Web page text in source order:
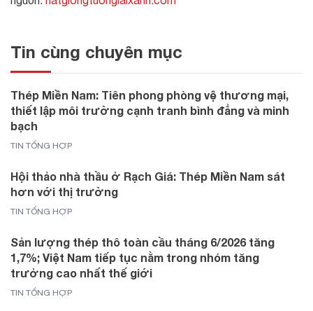
Tin cùng chuyên mục
Thép Miền Nam: Tiên phong phòng vệ thương mại,
thiết lập môi trường cạnh tranh bình đẳng và minh
bạch
TIN TỔNG HỢP
Hội thảo nhà thầu ở Rạch Giá: Thép Miền Nam sát
hơn với thị trường
TIN TỔNG HỢP
Sản lượng thép thô toàn cầu tháng 6/2026 tăng
1,7%; Việt Nam tiếp tục nằm trong nhóm tăng
trưởng cao nhất thế giới
TIN TỔNG HỢP